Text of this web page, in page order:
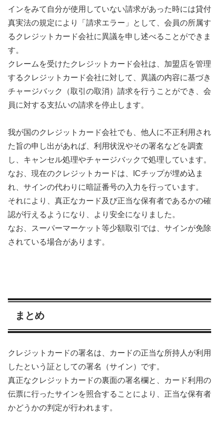
インをみて自分が使用していない請求があった時には貸付
真実法の規定により「請求エラー」として、会員の所属す
るクレジットカード会社に異議を申し述べることができま
す。
クレームを受けたクレジットカード会社は、加盟店を管理
するクレジットカード会社に対して、異議の内容に基づき
チャージバック（取引の取消）請求を行うことができ、会
員に対する支払いの請求を停止します。
我が国のクレジットカード会社でも、 他人に不正利用され
た旨の申し出があれば、利用状況やその署名などを調査
し、キャンセル処理やチャージバックで処理 しています。
なお、現在のクレジットカードは、
ICチップが埋め込ま
れ、サインの代わりに暗証番号の入力 を行っています。
それにより、真正なカード及び正当な保有者であるかの確
認が行えるようになり、より安全になりました。
なお、スーパーマーケット等少額取引では、サインが免除
されている場合があります。
まとめ
クレジットカードの署名は、カードの正当な所持人が利用
したという証としての署名（サイン）です。
真正なクレジットカードの裏面の署名欄と、カード利用の
伝票に行ったサインを照合することにより、正当な保有者
かどうかの判定が行われます。